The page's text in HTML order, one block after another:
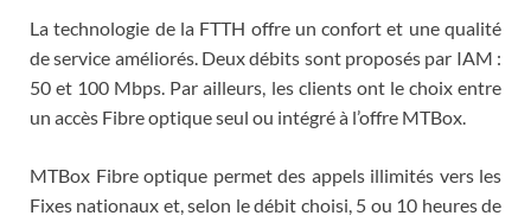
La technologie de la FTTH offre un confort et une qualité
de service améliorés. Deux débits sont proposés par IAM :
50 et 100 Mbps. Par ailleurs, les clients ont le choix entre
un accès Fibre optique seul ou intégré à l’offre MTBox.
MTBox Fibre optique permet des appels illimités vers les
Fixes nationaux et, selon le débit choisi, 5 ou 10 heures de